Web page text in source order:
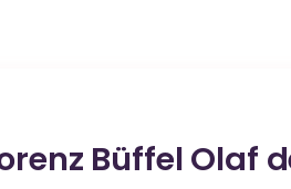
Büffel Olaf